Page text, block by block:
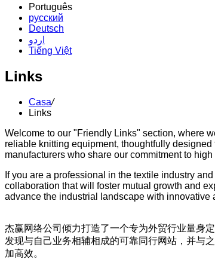
Português
русский
Deutsch
اردو
Tiếng Việt
Links
Casa/
Links
Welcome to our "Friendly Links" section, where
reliable knitting equipment, thoughtfully
manufacturers who share our commitment to
If you are a professional in the textile industry
collaboration that will foster mutual growth and
advance the industrial landscape with
杰赢网络公司倾力打造了一个专为外贸行业量身
发现与自己业务相辅相成的可靠同行网站，并与
加高效。